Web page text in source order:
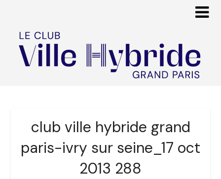
club ville hybride grand
paris-ivry sur seine_17 oct
2013 288